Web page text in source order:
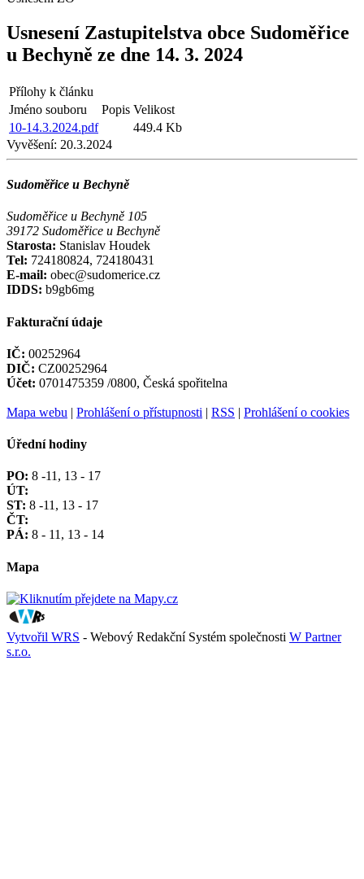
Usnesení Zastupitelstva obce Sudoměřice
u Bechyně ze dne 14. 3. 2024
Přílohy k článku
Jméno souboru
Popis Velikost
10-14.3.2024.pdf
449.4 Kb
Vyvěšení: 20.3.2024
Sudoměřice u Bechyně
Sudoměřice u Bechyně 105
39172 Sudoměřice u Bechyně
Starosta: Stanislav Houdek
Tel: 724180824, 724180431
E-mail: obec@sudomerice.cz
IDDS: b9gb6mg
Fakturační údaje
IČ: 00252964
DIČ: CZ00252964
Účet: 0701475359 /0800, Česká spořitelna
Mapa webu | Prohlášení o přístupnosti | RSS | Prohlášení o cookies
Úřední hodiny
PO: 8 -11, 13 - 17
ÚT:
ST: 8 -11, 13 - 17
ČT:
PÁ: 8 - 11, 13 - 14
Mapa
Vytvořil WRS - Webový Redakční Systém společnosti W Partner
s.r.o.